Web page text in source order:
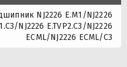
NJ2226 E.M1/NJ2226
NJ2226 E.TVP2.C3/NJ2226
ECML/NJ2226 ECML/C3